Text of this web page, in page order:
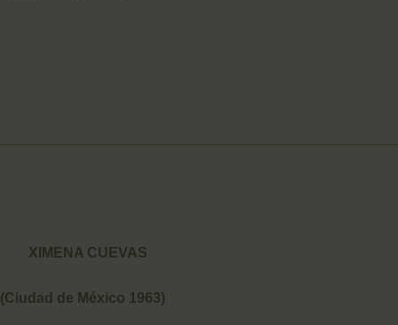
XIMENA CUEVAS
(Ciudad de México 1963)